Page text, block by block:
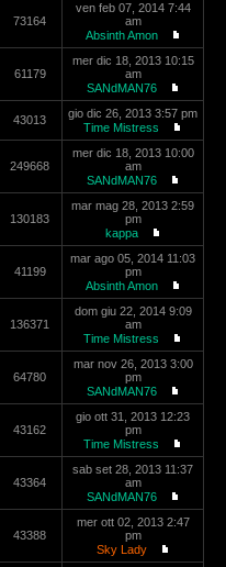
73164
ven feb 07, 2014 7:44
am
Absinth Amon
61179
mer dic 18, 2013 10:15
am
SANdMAN76
43013
gio dic 26, 2013 3:57 pm
Time Mistress
249668
mer dic 18, 2013 10:00
am
SANdMAN76
130183
mar mag 28, 2013 2:59
pm
kappa
41199
mar ago 05, 2014 11:03
pm
Absinth Amon
136371
dom giu 22, 2014 9:09
am
Time Mistress
64780
mar nov 26, 2013 3:00
pm
SANdMAN76
43162
gio ott 31, 2013 12:23
pm
Time Mistress
43364
sab set 28, 2013 11:37
am
SANdMAN76
43388
mer ott 02, 2013 2:47
pm
Sky Lady